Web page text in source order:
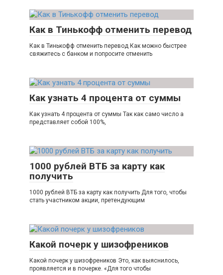
Как в Тинькофф отменить перевод
Как в Тинькофф отменить перевод Как можно быстрее
свяжитесь с банком и попросите отменить
Как узнать 4 процента от суммы
Как узнать 4 процента от суммы Так как само число а
представляет собой 100%,
1000 рублей ВТБ за карту как
получить
1000 рублей ВТБ за карту как получить Для того, чтобы
стать участником акции, претендующим
Какой почерк у шизофреников
Какой почерк у шизофреников Это, как выяснилось,
проявляется и в почерке. «Для того чтобы